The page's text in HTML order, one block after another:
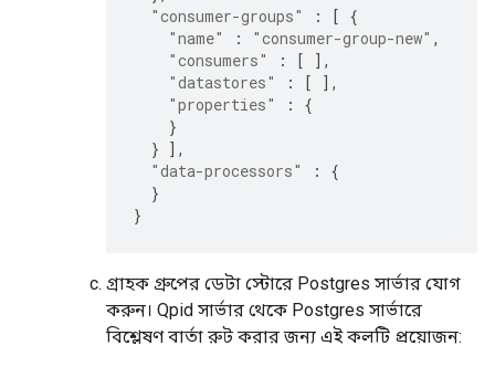
"consumer-groups"
: [ {
"name"
: "consumer-group-new" ,
"consumers"
: [
],
"datastores"
: [
],
"properties"
:
{
}
} ],
"data-processors"
:
{
}
}
গ্রাহক গ্রুপের ডেটা স্টোরে Postgres সার্ভার যোগ
করুন। Qpid সার্ভার থেকে Postgres সার্ভারে
বিশ্লেষণ বার্তা রুট করার জন্য এই কলটি প্রয়োজন: